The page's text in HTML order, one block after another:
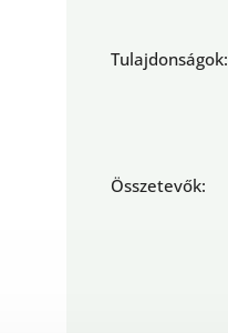
Tulajdonságok:
Összetevők: